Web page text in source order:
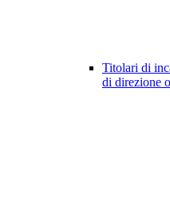
Titolari di
di direzione